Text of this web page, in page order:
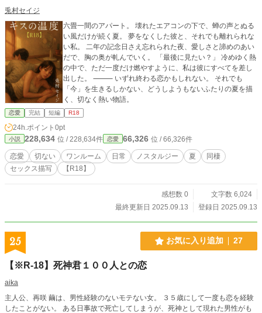
兎村セイジ
六畳一間のアパート。 壊れたエアコンの下で、蝉の声とぬる
い風だけが続く夏。 夢をなくした彼と、それでも離れられな
い私。 二年の記念日さえ忘れられた夜、愛しさと諦めのあい
だで、胸の奥が軋んでいく。 「最後に見たい？」 冷めゆく熱
の中で、ただ一度だけ燃やすように、私は彼にすべてを差し
出した。 ⸻ いずれ終わる恋かもしれない。 それでも
「今」を生きるしかない、どうしようもないふたりの夏を描
く、切なく熱い物語。
恋愛 完結 短編 R18
24h.ポイント 0pt
小説 228,634 位 / 228,634件 恋愛 66,326 位 / 66,326件
恋愛 切ない ワンルーム 日常 ノスタルジー 夏
同棲
セックス描写
【R18】
感想数 0
文字数 6,024
最終更新日 2025.09.13
登録日 2025.09.13
25 お気に入り追加 27
【※R-18】死神君１００人との恋
aika
主人公、再咲 繭は、男性経験のないモテない女。 ３５歳にして一度も恋を経験
したことがない。 ある日事故で死亡してしまうが、死神として現れた男性がも